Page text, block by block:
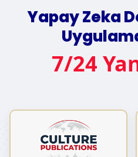
Yapay Zeka
7/24